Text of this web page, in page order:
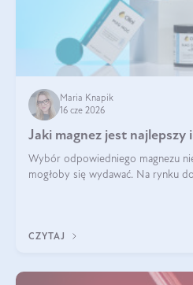
Maria Knapik
16 cze 2026
Jaki magnez jest
Wybór odpowiedniego magnezu
mogłoby się wydawać. Na rynku
CZYTAJ